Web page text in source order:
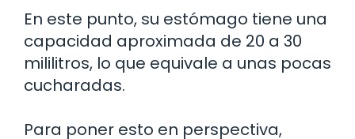
En este punto, su estómago tiene una
capacidad aproximada de 20 a 30
mililitros, lo que equivale a unas pocas
cucharadas.
Para poner esto en perspectiva,